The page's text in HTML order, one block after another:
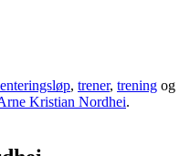
, trener, trening og
Kristian Nordhei.